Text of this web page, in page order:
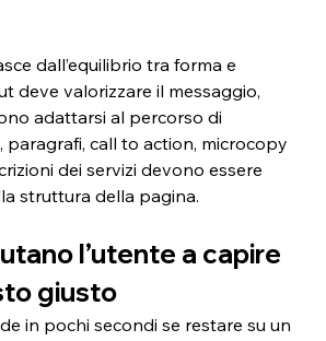
dall’equilibrio tra forma e
deve valorizzare il messaggio,
adattarsi al percorso di
paragrafi, call to action, microcopy
dei servizi devono essere
struttura della pagina.
l’utente a capire
giusto
in pochi secondi se restare su un